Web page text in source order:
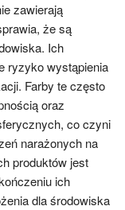
zawierają
że są
Ich
ryzyko wystąpienia
Farby te często
oraz
co czyni
narażonych na
produktów jest
ich
dla środowiska